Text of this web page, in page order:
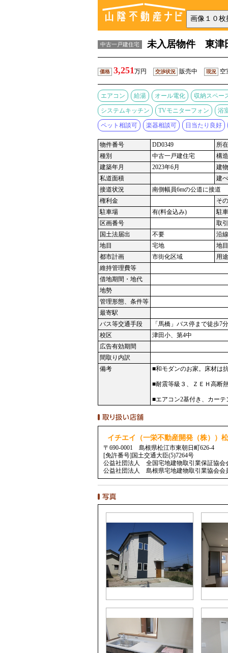
中古一戸建住宅 未入居物件 東津
価格 3,251 万円 交渉状況 販売中 現況 空
エアコン 給湯 オール電化 収納スペー
システムキッチン TVモニターフォン 浴
ペット相談可 楽器相談可 日当たり良好
物件番号 DD0349
所
種別
中古一戸建住宅
構造
建築年月
2023年6月
建
私道面積
建
接道状況
南側幅員6mの公道に接道
権利金
そ
駐車場
有(料金込み)
駐
区画番号
取
国土法届出
不要
沿
地目
宅地
地
都市計画
市街化区域
用
維持管理費等
借地期間・地代
地勢
管理形態、条件等
最寄駅
バス等交通手段
「馬橋」バス停まで徒歩7分
校区
津田小、第4中
広告有効期間
間取り内訳
備考
■和モダンのお家。床材は
■耐震等級３、ＺＥＨ高断
■エアコン2基付き、カーテ
イチエイ（一栄不動産開発（株））
〒690-0001 島根県松江市東朝日町626-4
[免許番号]国土交通大臣(5)7264号
公益社団法人 全国宅地建物取引業保証協会
公益社団法人 島根県宅地建物取引業協会会